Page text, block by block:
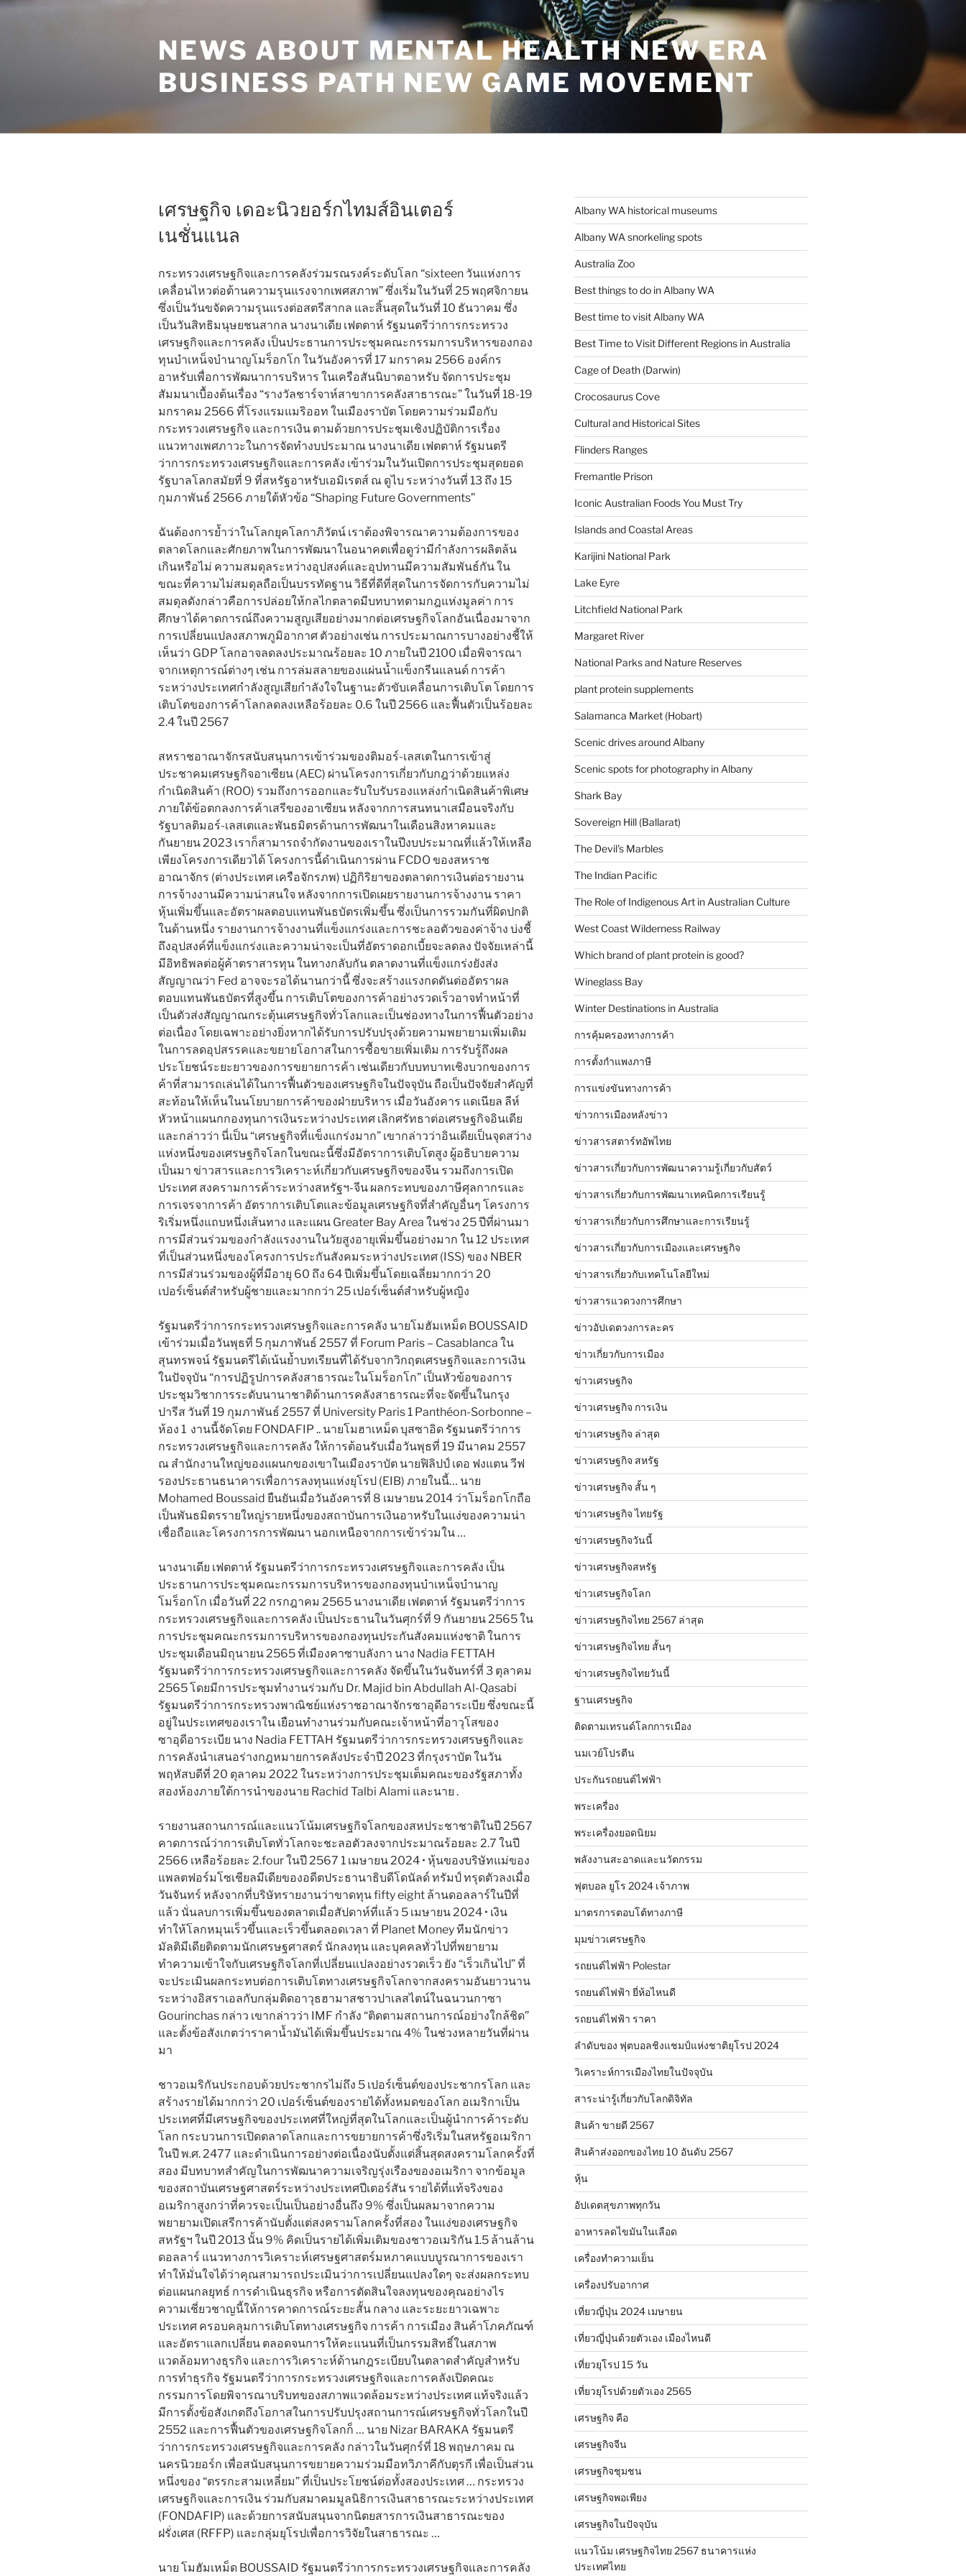
Skip
NEWS ABOUT MENTAL HEALTH NEW ERA
BUSINESS PATH NEW GAME MOVEMENT
เศรษฐกิจ เดอะนิวยอร์กไทมส์อินเตอร์
เนชั่นแนล
กระทรวงเศรษฐกิจและการคลังร่วมรณรงค์ระดับโลก “sixteen วันแห่งการ
เคลื่อนไหวต่อต้านความรุนแรงจากเพศสภาพ” ซึ่งเริ่มในวันที่ 25 พฤศจิกายน
ซึ่งเป็นวันขจัดความรุนแรงต่อสตรีสากล และสิ้นสุดในวันที่ 10 ธันวาคม ซึ่ง
เป็นวันสิทธิมนุษยชนสากล นางนาเดีย เฟตตาห์ รัฐมนตรีว่าการกระทรวง
เศรษฐกิจและการคลัง เป็นประธานการประชุมคณะกรรมการบริหารของกอง
ทุนบำเหน็จบำนาญโมร็อกโก ในวันอังคารที่ 17 มกราคม 2566 องค์กร
อาหรับเพื่อการพัฒนาการบริหาร ในเครือสันนิบาตอาหรับ จัดการประชุม
สัมมนาเบื้องต้นเรื่อง “รางวัลชาร์จาห์สาขาการคลังสาธารณะ” ในวันที่ 18-19
มกราคม 2566 ที่โรงแรมแมริออท ในเมืองราบัต โดยความร่วมมือกับ
กระทรวงเศรษฐกิจ และการเงิน ตามด้วยการประชุมเชิงปฏิบัติการเรื่อง
แนวทางเพศภาวะในการจัดทำงบประมาณ นางนาเดีย เฟตตาห์ รัฐมนตรี
ว่าการกระทรวงเศรษฐกิจและการคลัง เข้าร่วมในวันเปิดการประชุมสุดยอด
รัฐบาลโลกสมัยที่ 9 ที่สหรัฐอาหรับเอมิเรตส์ ณ ดูไบ ระหว่างวันที่ 13 ถึง 15
กุมภาพันธ์ 2566 ภายใต้หัวข้อ “Shaping Future Governments”
ฉันต้องการย้ำว่าในโลกยุคโลกาภิวัตน์ เราต้องพิจารณาความต้องการของ
ตลาดโลกและศักยภาพในการพัฒนาในอนาคตเพื่อดูว่ามีกำลังการผลิตล้น
เกินหรือไม่ ความสมดุลระหว่างอุปสงค์และอุปทานมีความสัมพันธ์กัน ใน
ขณะที่ความไม่สมดุลถือเป็นบรรทัดฐาน วิธีที่ดีที่สุดในการจัดการกับความไม่
สมดุลดังกล่าวคือการปล่อยให้กลไกตลาดมีบทบาทตามกฎแห่งมูลค่า การ
ศึกษาได้คาดการณ์ถึงความสูญเสียอย่างมากต่อเศรษฐกิจโลกอันเนื่องมาจาก
การเปลี่ยนแปลงสภาพภูมิอากาศ ตัวอย่างเช่น การประมาณการบางอย่างชี้ให้
เห็นว่า GDP โลกอาจลดลงประมาณร้อยละ 10 ภายในปี 2100 เมื่อพิจารณา
จากเหตุการณ์ต่างๆ เช่น การล่มสลายของแผ่นน้ำแข็งกรีนแลนด์ การค้า
ระหว่างประเทศกำลังสูญเสียกำลังใจในฐานะตัวขับเคลื่อนการเติบโต โดยการ
เติบโตของการค้าโลกลดลงเหลือร้อยละ 0.6 ในปี 2566 และฟื้นตัวเป็นร้อยละ
2.4 ในปี 2567
สหราชอาณาจักรสนับสนุนการเข้าร่วมของติมอร์-เลสเตในการเข้าสู่
ประชาคมเศรษฐกิจอาเซียน (AEC) ผ่านโครงการเกี่ยวกับกฎว่าด้วยแหล่ง
กำเนิดสินค้า (ROO) รวมถึงการออกและรับใบรับรองแหล่งกำเนิดสินค้าพิเศษ
ภายใต้ข้อตกลงการค้าเสรีของอาเซียน หลังจากการสนทนาเสมือนจริงกับ
รัฐบาลติมอร์-เลสเตและพันธมิตรด้านการพัฒนาในเดือนสิงหาคมและ
กันยายน 2023 เราก็สามารถจำกัดงานของเราในปีงบประมาณที่แล้วให้เหลือ
เพียงโครงการเดียวได้ โครงการนี้ดำเนินการผ่าน FCDO ของสหราช
อาณาจักร (ต่างประเทศ เครือจักรภพ) ปฏิกิริยาของตลาดการเงินต่อรายงาน
การจ้างงานมีความน่าสนใจ หลังจากการเปิดเผยรายงานการจ้างงาน ราคา
หุ้นเพิ่มขึ้นและอัตราผลตอบแทนพันธบัตรเพิ่มขึ้น ซึ่งเป็นการรวมกันที่ผิดปกติ
ในด้านหนึ่ง รายงานการจ้างงานที่แข็งแกร่งและการชะลอตัวของค่าจ้าง บ่งชี้
ถึงอุปสงค์ที่แข็งแกร่งและความน่าจะเป็นที่อัตราดอกเบี้ยจะลดลง ปัจจัยเหล่านี้
มีอิทธิพลต่อผู้ค้าตราสารทุน ในทางกลับกัน ตลาดงานที่แข็งแกร่งยังส่ง
สัญญาณว่า Fed อาจจะรอได้นานกว่านี้ ซึ่งจะสร้างแรงกดดันต่ออัตราผล
ตอบแทนพันธบัตรที่สูงขึ้น การเติบโตของการค้าอย่างรวดเร็วอาจทำหน้าที่
เป็นตัวส่งสัญญาณกระตุ้นเศรษฐกิจทั่วโลกและเป็นช่องทางในการฟื้นตัวอย่าง
ต่อเนื่อง โดยเฉพาะอย่างยิ่งหากได้รับการปรับปรุงด้วยความพยายามเพิ่มเติม
ในการลดอุปสรรคและขยายโอกาสในการซื้อขายเพิ่มเติม การรับรู้ถึงผล
ประโยชน์ระยะยาวของการขยายการค้า เช่นเดียวกับบทบาทเชิงบวกของการ
ค้าที่สามารถเล่นได้ในการฟื้นตัวของเศรษฐกิจในปัจจุบัน ถือเป็นปัจจัยสำคัญที่
สะท้อนให้เห็นในนโยบายการค้าของฝ่ายบริหาร เมื่อวันอังคาร แดเนียล ลีห์
หัวหน้าแผนกกองทุนการเงินระหว่างประเทศ เลิกศรัทธาต่อเศรษฐกิจอินเดีย
และกล่าวว่า นี่เป็น “เศรษฐกิจที่แข็งแกร่งมาก” เขากล่าวว่าอินเดียเป็นจุดสว่าง
แห่งหนึ่งของเศรษฐกิจโลกในขณะนี้ซึ่งมีอัตราการเติบโตสูง ผู้อธิบายความ
เป็นมา ข่าวสารและการวิเคราะห์เกี่ยวกับเศรษฐกิจของจีน รวมถึงการเปิด
ประเทศ สงครามการค้าระหว่างสหรัฐฯ-จีน ผลกระทบของภาษีศุลกากรและ
การเจรจาการค้า อัตราการเติบโตและข้อมูลเศรษฐกิจที่สำคัญอื่นๆ โครงการ
ริเริ่มหนึ่งแถบหนึ่งเส้นทาง และแผน Greater Bay Area ในช่วง 25 ปีที่ผ่านมา
การมีส่วนร่วมของกำลังแรงงานในวัยสูงอายุเพิ่มขึ้นอย่างมาก ใน 12 ประเทศ
ที่เป็นส่วนหนึ่งของโครงการประกันสังคมระหว่างประเทศ (ISS) ของ NBER
การมีส่วนร่วมของผู้ที่มีอายุ 60 ถึง 64 ปีเพิ่มขึ้นโดยเฉลี่ยมากกว่า 20
เปอร์เซ็นต์สำหรับผู้ชายและมากกว่า 25 เปอร์เซ็นต์สำหรับผู้หญิง
​​​​​​รัฐมนตรีว่าการกระทรวงเศรษฐกิจและการคลัง นายโมฮัมเหม็ด BOUSSAID
เข้าร่วมเมื่อวันพุธที่ 5 กุมภาพันธ์ 2557 ที่ Forum Paris – Casablanca ใน
สุนทรพจน์ รัฐมนตรีได้เน้นย้ำบทเรียนที่ได้รับจากวิกฤตเศรษฐกิจและการเงิน
ในปัจจุบัน “การปฏิรูปการคลังสาธารณะในโมร็อกโก” เป็นหัวข้อของการ
ประชุมวิชาการระดับนานาชาติด้านการคลังสาธารณะที่จะจัดขึ้นในกรุง
ปารีส วันที่ 19 กุมภาพันธ์ 2557 ที่ University Paris 1 Panthéon-Sorbonne –
ห้อง 1 ​ ​งานนี้จัดโดย FONDAFIP .. นายโมฮาเหม็ด บุสซาอิด รัฐมนตรีว่าการ
กระทรวงเศรษฐกิจและการคลัง ให้การต้อนรับเมื่อวันพุธที่ 19 มีนาคม 2557
ณ สำนักงานใหญ่ของแผนกของเขาในเมืองราบัต นายฟิลิปป์ เดอ ฟงแตน วีฟ
รองประธานธนาคารเพื่อการลงทุนแห่งยุโรป (EIB) ภายในนี้… นาย
Mohamed Boussaid ยืนยันเมื่อวันอังคารที่ 8 เมษายน 2014 ว่าโมร็อกโกถือ
เป็นพันธมิตรรายใหญ่รายหนึ่งของสถาบันการเงินอาหรับในแง่ของความน่า
เชื่อถือและโครงการการพัฒนา นอกเหนือจากการเข้าร่วมใน …
นางนาเดีย เฟตตาห์ รัฐมนตรีว่าการกระทรวงเศรษฐกิจและการคลัง เป็น
ประธานการประชุมคณะกรรมการบริหารของกองทุนบำเหน็จบำนาญ
โมร็อกโก เมื่อวันที่ 22 กรกฎาคม 2565 นางนาเดีย เฟตตาห์ รัฐมนตรีว่าการ
กระทรวงเศรษฐกิจและการคลัง เป็นประธานในวันศุกร์ที่ 9 กันยายน 2565 ใน
การประชุมคณะกรรมการบริหารของกองทุนประกันสังคมแห่งชาติ ในการ
ประชุมเดือนมิถุนายน 2565 ที่เมืองคาซาบลังกา นาง Nadia FETTAH
รัฐมนตรีว่าการกระทรวงเศรษฐกิจและการคลัง จัดขึ้นในวันจันทร์ที่ 3 ตุลาคม
2565 โดยมีการประชุมทำงานร่วมกับ Dr. Majid bin Abdullah Al-Qasabi
รัฐมนตรีว่าการกระทรวงพาณิชย์แห่งราชอาณาจักรซาอุดีอาระเบีย ซึ่งขณะนี้
อยู่ในประเทศของเราใน เยือนทำงานร่วมกับคณะเจ้าหน้าที่อาวุโสของ
ซาอุดีอาระเบีย นาง Nadia FETTAH รัฐมนตรีว่าการกระทรวงเศรษฐกิจและ
การคลังนำเสนอร่างกฎหมายการคลังประจำปี 2023 ที่กรุงราบัต ในวัน
พฤหัสบดีที่ 20 ตุลาคม 2022 ในระหว่างการประชุมเต็มคณะของรัฐสภาทั้ง
สองห้องภายใต้การนำของนาย Rachid Talbi Alami และนาย .
รายงานสถานการณ์และแนวโน้มเศรษฐกิจโลกของสหประชาชาติในปี 2567
คาดการณ์ว่าการเติบโตทั่วโลกจะชะลอตัวลงจากประมาณร้อยละ 2.7 ในปี
2566 เหลือร้อยละ 2.four ในปี 2567 1 เมษายน 2024 • หุ้นของบริษัทแม่ของ
แพลตฟอร์มโซเชียลมีเดียของอดีตประธานาธิบดีโดนัลด์ ทรัมป์ ทรุดตัวลงเมื่อ
วันจันทร์ หลังจากที่บริษัทรายงานว่าขาดทุน fifty eight ล้านดอลลาร์ในปีที่
แล้ว นั่นลบการเพิ่มขึ้นของตลาดเมื่อสัปดาห์ที่แล้ว 5 เมษายน 2024 • เงิน
ทำให้โลกหมุนเร็วขึ้นและเร็วขึ้นตลอดเวลา ที่ Planet Money ทีมนักข่าว
มัลติมีเดียติดตามนักเศรษฐศาสตร์ นักลงทุน และบุคคลทั่วไปที่พยายาม
ทำความเข้าใจกับเศรษฐกิจโลกที่เปลี่ยนแปลงอย่างรวดเร็ว ยัง “เร็วเกินไป” ที่
จะประเมินผลกระทบต่อการเติบโตทางเศรษฐกิจโลกจากสงครามอันยาวนาน
ระหว่างอิสราเอลกับกลุ่มติดอาวุธฮามาสชาวปาเลสไตน์ในฉนวนกาซา
Gourinchas กล่าว เขากล่าวว่า IMF กำลัง “ติดตามสถานการณ์อย่างใกล้ชิด”
และตั้งข้อสังเกตว่าราคาน้ำมันได้เพิ่มขึ้นประมาณ 4% ในช่วงหลายวันที่ผ่าน
มา
ชาวอเมริกันประกอบด้วยประชากรไม่ถึง 5 เปอร์เซ็นต์ของประชากรโลก และ
สร้างรายได้มากกว่า 20 เปอร์เซ็นต์ของรายได้ทั้งหมดของโลก อเมริกาเป็น
ประเทศที่มีเศรษฐกิจของประเทศที่ใหญ่ที่สุดในโลกและเป็นผู้นำการค้าระดับ
โลก กระบวนการเปิดตลาดโลกและการขยายการค้าซึ่งริเริ่มในสหรัฐอเมริกา
ในปี พ.ศ. 2477 และดำเนินการอย่างต่อเนื่องนับตั้งแต่สิ้นสุดสงครามโลกครั้งที่
สอง มีบทบาทสำคัญในการพัฒนาความเจริญรุ่งเรืองของอเมริกา จากข้อมูล
ของสถาบันเศรษฐศาสตร์ระหว่างประเทศปีเตอร์สัน รายได้ที่แท้จริงของ
อเมริกาสูงกว่าที่ควรจะเป็นเป็นอย่างอื่นถึง 9% ซึ่งเป็นผลมาจากความ
พยายามเปิดเสรีการค้านับตั้งแต่สงครามโลกครั้งที่สอง ในแง่ของเศรษฐกิจ
สหรัฐฯ ในปี 2013 นั้น 9% คิดเป็นรายได้เพิ่มเติมของชาวอเมริกัน 1.5 ล้านล้าน
ดอลลาร์ แนวทางการวิเคราะห์เศรษฐศาสตร์มหภาคแบบบูรณาการของเรา
ทำให้มั่นใจได้ว่าคุณสามารถประเมินว่าการเปลี่ยนแปลงใดๆ จะส่งผลกระทบ
ต่อแผนกลยุทธ์ การดำเนินธุรกิจ หรือการตัดสินใจลงทุนของคุณอย่างไร
ความเชี่ยวชาญนี้ให้การคาดการณ์ระยะสั้น กลาง และระยะยาวเฉพาะ
ประเทศ ครอบคลุมการเติบโตทางเศรษฐกิจ การค้า การเมือง สินค้าโภคภัณฑ์
และอัตราแลกเปลี่ยน ตลอดจนการให้คะแนนที่เป็นกรรมสิทธิ์ในสภาพ
แวดล้อมทางธุรกิจ และการวิเคราะห์ด้านกฎระเบียบในตลาดสำคัญสำหรับ
การทำธุรกิจ รัฐมนตรีว่าการกระทรวงเศรษฐกิจและการคลังเปิดคณะ
กรรมการโดยพิจารณาบริบทของสภาพแวดล้อมระหว่างประเทศ แท้จริงแล้ว
มีการตั้งข้อสังเกตถึงโอกาสในการปรับปรุงสถานการณ์เศรษฐกิจทั่วโลกในปี
2552 และการฟื้นตัวของเศรษฐกิจโลกก็ … นาย Nizar BARAKA รัฐมนตรี
ว่าการกระทรวงเศรษฐกิจและการคลัง กล่าวในวันศุกร์ที่ 18 พฤษภาคม ณ
นครนิวยอร์ก เพื่อสนับสนุนการขยายความร่วมมือทวิภาคีกับตุรกี เพื่อเป็นส่วน
หนึ่งของ “ตรรกะสามเหลี่ยม” ที่เป็นประโยชน์ต่อทั้งสองประเทศ … กระทรวง
เศรษฐกิจและการเงิน ร่วมกับสมาคมมูลนิธิการเงินสาธารณะระหว่างประเทศ
(FONDAFIP) และด้วยการสนับสนุนจากนิตยสารการเงินสาธารณะของ
ฝรั่งเศส (RFFP) และกลุ่มยุโรปเพื่อการวิจัยในสาธารณะ …
นาย โมฮัมเหม็ด BOUSSAID รัฐมนตรีว่าการกระทรวงเศรษฐกิจและการคลัง
Albany WA historical museums
Albany WA snorkeling spots
Australia Zoo
Best things to do in Albany WA
Best time to visit Albany WA
Best Time to Visit Different Regions in Australia
Cage of Death (Darwin)
Crocosaurus Cove
Cultural and Historical Sites
Flinders Ranges
Fremantle Prison
Iconic Australian Foods You Must Try
Islands and Coastal Areas
Karijini National Park
Lake Eyre
Litchfield National Park
Margaret River
National Parks and Nature Reserves
plant protein supplements
Salamanca Market (Hobart)
Scenic drives around Albany
Scenic spots for photography in Albany
Shark Bay
Sovereign Hill (Ballarat)
The Devil's Marbles
The Indian Pacific
The Role of Indigenous Art in Australian Culture
West Coast Wilderness Railway
Which brand of plant protein is good?
Wineglass Bay
Winter Destinations in Australia
การคุ้มครองทางการค้า
การตั้งกำแพงภาษี
การแข่งขันทางการค้า
ข่าวการเมืองหลังข่าว
ข่าวสารสตาร์ทอัพไทย
ข่าวสารเกี่ยวกับการพัฒนาความรู้เกี่ยวกับสัตว์
ข่าวสารเกี่ยวกับการพัฒนาเทคนิคการเรียนรู้
ข่าวสารเกี่ยวกับการศึกษาและการเรียนรู้
ข่าวสารเกี่ยวกับการเมืองและเศรษฐกิจ
ข่าวสารเกี่ยวกับเทคโนโลยีใหม่
ข่าวสารแวดวงการศึกษา
ข่าวอัปเดตวงการละคร
ข่าวเกี่ยวกับการเมือง
ข่าวเศรษฐกิจ
ข่าวเศรษฐกิจ การเงิน
ข่าวเศรษฐกิจ ล่าสุด
ข่าวเศรษฐกิจ สหรัฐ
ข่าวเศรษฐกิจ สั้น ๆ
ข่าวเศรษฐกิจ ไทยรัฐ
ข่าวเศรษฐกิจวันนี้
ข่าวเศรษฐกิจสหรัฐ
ข่าวเศรษฐกิจโลก
ข่าวเศรษฐกิจไทย 2567 ล่าสุด
ข่าวเศรษฐกิจไทย สั้นๆ
ข่าวเศรษฐกิจไทยวันนี้
ฐานเศรษฐกิจ
ติดตามเทรนด์โลกการเมือง
นมเวย์โปรตีน
ประกันรถยนต์ไฟฟ้า
พระเครื่อง
พระเครื่องยอดนิยม
พลังงานสะอาดและนวัตกรรม
ฟุตบอล ยูโร 2024 เจ้าภาพ
มาตรการตอบโต้ทางภาษี
มุมข่าวเศรษฐกิจ
รถยนต์ไฟฟ้า Polestar
รถยนต์ไฟฟ้า ยี่ห้อไหนดี
รถยนต์ไฟฟ้า ราคา
ลำดับของ ฟุตบอลชิงแชมป์แห่งชาติยุโรป 2024
วิเคราะห์การเมืองไทยในปัจจุบัน
สาระน่ารู้เกี่ยวกับโลกดิจิทัล
สินค้า ขายดี 2567
สินค้าส่งออกของไทย 10 อันดับ 2567
หุ้น
อัปเดตสุขภาพทุกวัน
อาหารลดไขมันในเลือด
เครื่องทำความเย็น
เครื่องปรับอากาศ
เที่ยวญี่ปุ่น 2024 เมษายน
เที่ยวญี่ปุ่นด้วยตัวเอง เมืองไหนดี
เที่ยวยุโรป 15 วัน
เที่ยวยุโรปด้วยตัวเอง 2565
เศรษฐกิจ คือ
เศรษฐกิจจีน
เศรษฐกิจชุมชน
เศรษฐกิจพอเพียง
เศรษฐกิจในปัจจุบัน
แนวโน้ม เศรษฐกิจไทย 2567 ธนาคารแห่ง
ประเทศไทย